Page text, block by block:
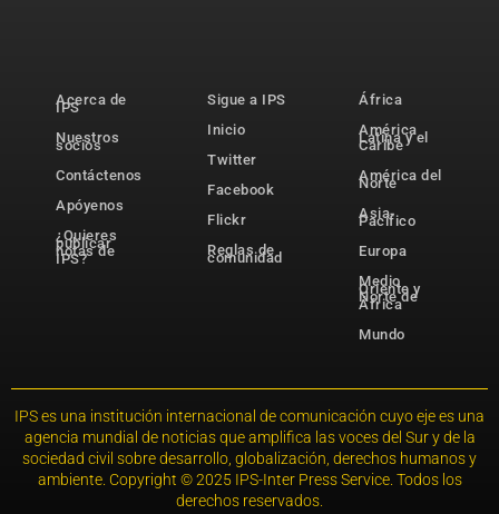
Acerca de
IPS
Nuestros
socios
Contáctenos
Apóyenos
¿Quieres
publicar
notas de
IPS?
Sigue a IPS
Inicio
Twitter
Facebook
Flickr
Reglas de
comunidad
África
América
Latina y el
Caribe
América del
Norte
Asia-
Pacífico
Europa
Medio
Oriente y
Norte de
África
Mundo
IPS es una institución internacional de comunicación cuyo eje es una
agencia mundial de noticias que amplifica las voces del Sur y de la
sociedad civil sobre desarrollo, globalización, derechos humanos y
ambiente. Copyright © 2025 IPS-Inter Press Service. Todos los
derechos reservados.